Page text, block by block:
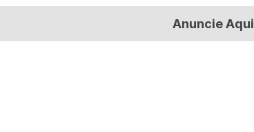
Anuncie Aqui